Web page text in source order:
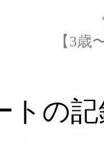
【3
ト の